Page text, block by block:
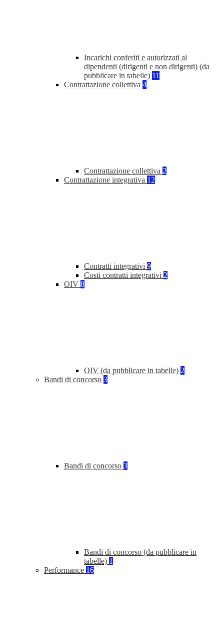
Incarichi conferiti e autorizzati ai
dipendenti (dirigenti e non dirigenti) (da
pubblicare in tabelle) 11
Contrattazione collettiva 4
Contrattazione collettiva 2
Contrattazione integrativa 12
Contratti integrativi 9
Costi contratti integrativi 2
OIV 8
OIV (da pubblicare in tabelle) 2
Bandi di concorso 3
Bandi di concorso 3
Bandi di concorso (da pubblicare in
tabelle) 1
Performance 16